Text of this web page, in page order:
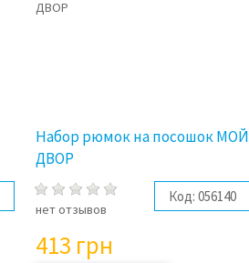
Набор рюмок на посошок МОЙ
ДВОР
нет отзывов
Код: 056140
413 грн